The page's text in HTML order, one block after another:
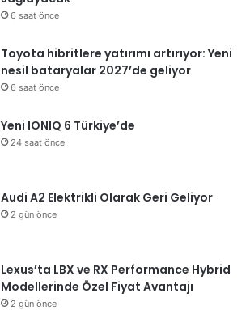
6 saat önce
Toyota hibritlere yatırımı artırıyor: Yeni
nesil bataryalar 2027’de geliyor
6 saat önce
Yeni IONIQ 6 Türkiye’de
24 saat önce
Audi A2 Elektrikli Olarak Geri Geliyor
2 gün önce
Lexus’ta LBX ve RX Performance Hybrid
Modellerinde Özel Fiyat Avantajı
2 gün önce